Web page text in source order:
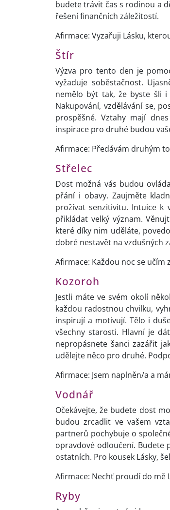
budete trávit čas s rodinou a
řešení finančních záležitostí.
Afirmace: Vyzařuji Lásku,
Štír
Výzva pro tento den je
vyžaduje soběstačnost.
nemělo být tak, že byste šli
Nakupování, vzdělávání se,
prospěšné. Vztahy mají
inspirace pro druhé budou
Afirmace: Předávám druhým
Střelec
Dost možná vás budou
přání i obavy. Zaujměte
prožívat senzitivitu. Intuice k
přikládat velký význam.
které díky nim uděláte,
dobré nestavět na vzdušných
Afirmace: Každou noc se učím
Kozoroh
Jestli máte ve svém okolí
každou radostnou chvilku,
inspirují a motivují. Tělo i
všechny starosti. Hlavní je
nepropásnete šanci zazářit
udělejte něco pro druhé.
Afirmace: Jsem naplněn/a a
Vodnář
Očekávejte, že budete dost
budou zrcadlit ve vašem
partnerů pochybuje o
opravdové odloučení. Budete
ostatních. Pro kousek Lásky,
Afirmace: Nechť proudí do mě
Ryby